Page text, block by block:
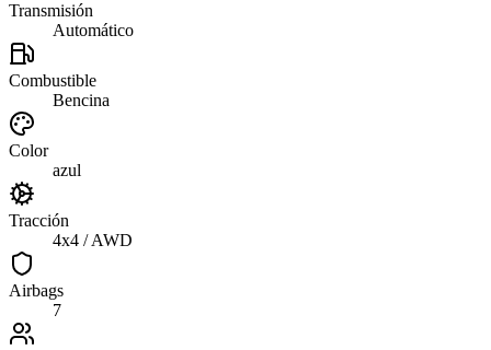
Transmisión
Automático
Combustible
Bencina
Color
azul
Tracción
4x4 / AWD
Airbags
7